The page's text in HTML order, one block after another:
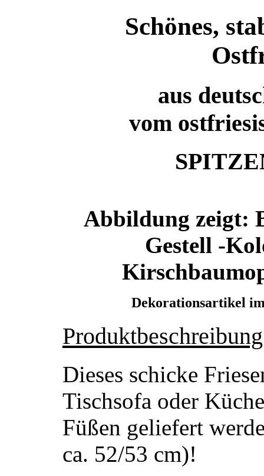
Schönes,
aus
vom
Abbildung zeigt:
Gestell -
Dekorationsartikel
Produktbeschreibung
Dieses schicke
Tischsofa oder
Füßen geliefert
ca. 52/53 cm)!